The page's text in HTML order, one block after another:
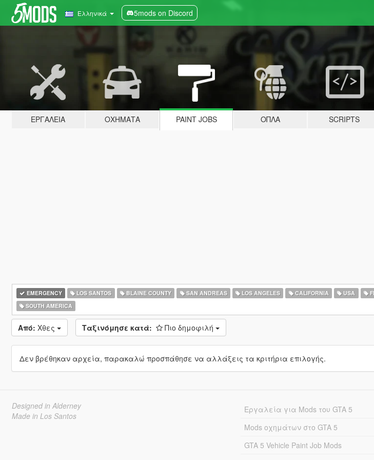
Ελληνικά 5mods on Discord
ΕΡΓΑΛΕΊΑ ΟΧΉΜΑΤΑ PAINT JOBS ΌΠΛΑ SCRIPTS
EMERGENCY LOS SANTOS BLAINE COUNTY SAN ANDREAS LOS ANGELES CALIFORNIA USA
SOUTH AMERICA
Από: Χθες Ταξινόμησε κατά: Πιο δημοφιλή
Δεν βρέθηκαν αρχεία, παρακαλώ προσπάθησε να αλλάξεις τα κριτήρια επιλογής.
Designed in Alderney
Made in Los Santos
Εργαλεία για Mods του GTA 5
Mods οχημάτων στο GTA 5
GTA 5 Vehicle Paint Job Mods